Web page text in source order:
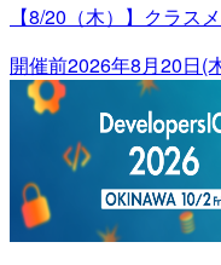
【8/20（木）】クラス
開催前2026年8月20日(